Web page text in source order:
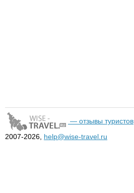
— отзывы туристов
2007-2026, help@wise-travel.ru